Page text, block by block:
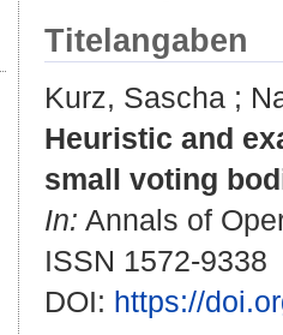
Titelangaben
Kurz, Sascha ;
Heuristic and
small voting
In: Annals of
ISSN 1572-9338
DOI: https://